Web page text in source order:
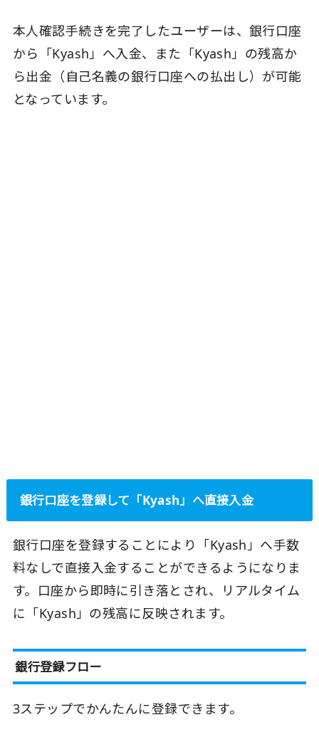
本人確認手続きを完了したユーザーは、銀行口座
から「Kyash」へ入金、また「Kyash」の残高か
ら出金（自己名義の銀行口座への払出し）が可能
となっています。
銀行口座を登録して「Kyash」へ直接入金
銀行口座を登録することにより「Kyash」へ手数
料なしで直接入金することができるようになりま
す。口座から即時に引き落とされ、リアルタイム
に「Kyash」の残高に反映されます。
銀行登録フロー
3ステップでかんたんに登録できます。